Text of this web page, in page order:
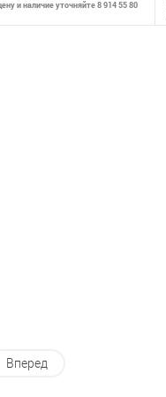
и наличие уточняйте 8 914 55 80
Вперед